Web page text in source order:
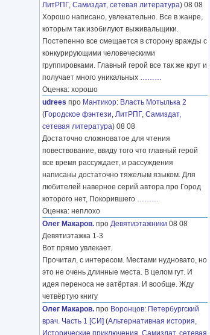
ЛитРПГ, Самиздат, сетевая литература) 08 08
Хорошо написано, увлекательно. Все в жанре,
которым так изобилуют выживальщики.
Постепенно все смещается в сторону вражды с
конкурирующими человеческими
группировками. Главный герой все так же крут и
получает много уникальных ………
Оценка: хорошо
udrees про Мантикор: Власть Мотылька 2
(Городское фэнтези, ЛитРПГ, Самиздат,
сетевая литература) 08 08
Достаточно сложноватое для чтения
повествование, ввиду того что главный герой
все время рассуждает, и рассуждения
написаны достаточно тяжелым языком. Для
любителей наверное серий автора про Город
которого нет, Покорившего ………
Оценка: неплохо
Олег Макаров. про Девятиэтажники 08 08
Девятиэтажка 1-3
Вот прямо увлекает.
Прочитал, с интересом. Местами нудновато, но
это не очень длинные места. В целом гут. И
идея переноса не затёртая. И вообще. Жду
четвёртую книгу
Олег Макаров. про Воронцов: Петербургский
врач. Часть 1 [СИ] (Альтернативная история,